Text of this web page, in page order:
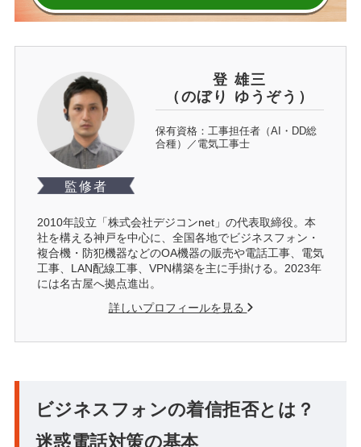
監修者
登 雄三
（のぼり ゆうぞう）
保有資格：工事担任者（AI・DD総
合種）／電気工事士
2010年設立「株式会社デジコンnet」の代表取締役。本
社を構える神戸を中心に、全国各地でビジネスフォン・
複合機・防犯機器などのOA機器の販売や電話工事、電気
工事、LAN配線工事、VPN構築を主に手掛ける。2023年
には名古屋へ拠点進出。
詳しいプロフィールを見る
ビジネスフォンの着信拒否とは？
迷惑電話対策の基本